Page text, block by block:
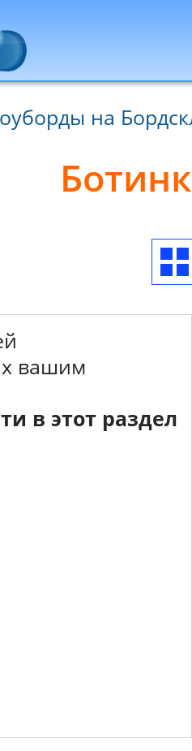
на
вашим
в этот раздел